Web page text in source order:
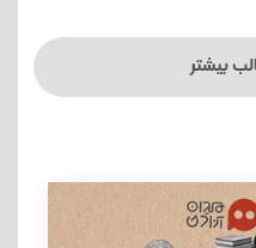
بیشتر